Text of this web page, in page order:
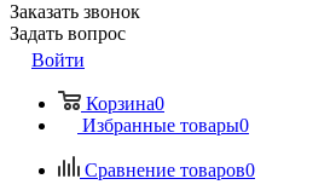
Заказать звонок
Задать вопрос
Войти
Корзина0
Избранные товары0
Сравнение товаров0